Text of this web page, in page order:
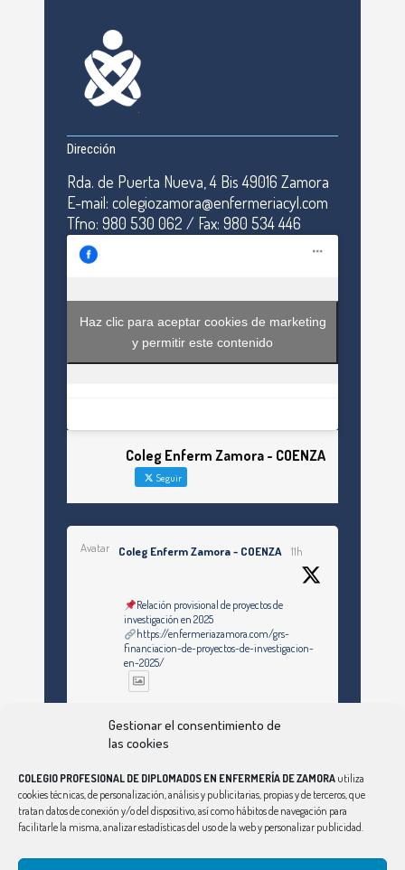
Gestionar el consentimiento de
las cookies
COLEGIO PROFESIONAL DE DIPLOMADOS EN ENFERMERÍA DE ZAMORA utiliza
cookies técnicas, de personalización, análisis y publicitarias, propias y de terceros, que
tratan datos de conexión y/o del dispositivo, así como hábitos de navegación para
facilitarle la misma, analizar estadísticas del uso de la web y personalizar publicidad.
Dirección
Rda. de Puerta Nueva, 4 Bis 49016 Zamora
E-mail: colegiozamora@enfermeriacyl.com
Tfno: 980 530 062 / Fax: 980 534 446
Haz clic para aceptar cookies de marketing
y permitir este contenido
Coleg Enferm Zamora - COENZA
Seguir
Avatar Coleg Enferm Zamora - COENZA 11h
Relación provisional de proyectos de
investigación en 2025
https://enfermeriazamora.com/grs-
financiacion-de-proyectos-de-investigacion-
en-2025/
Ver Más
Síguenos en Instagram